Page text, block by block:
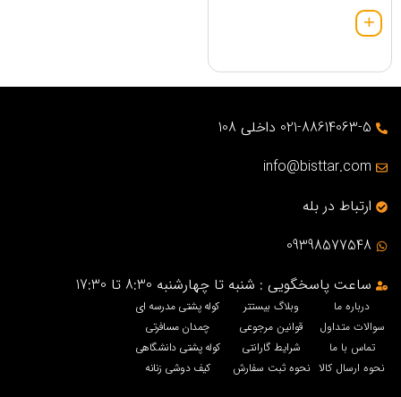
021-88614063-5 داخلی 108
info@bisttar.com
ارتباط در بله
09398577548
ساعت پاسخگویی : شنبه تا چهارشنبه 8:30 تا 17:30
درباره ما
سوالات متداول
تماس با ما
نحوه ارسال کالا
وبلاگ بیستتر
قوانین مرجوعی
شرایط گارانتی
نحوه ثبت سفارش
کوله پشتی مدرسه ای
چمدان مسافرتی
کوله پشتی دانشگاهی
کیف دوشی زنانه